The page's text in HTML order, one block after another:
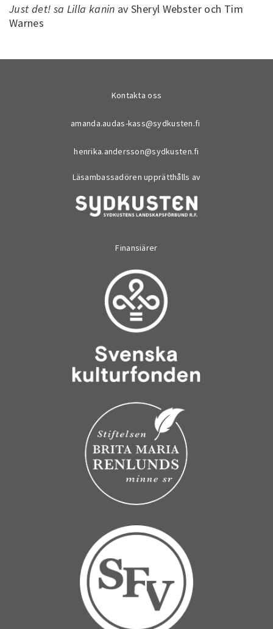
Just det! sa Lilla kanin av Sheryl Webster och Tim
Warnes
Kontakta oss
amanda.audas-kass@sydkusten.fi
henrika.andersson@sydkusten.fi
Läsambassadören upprätthålls av
Finansiärer